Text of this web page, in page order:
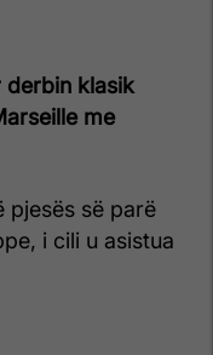
derbin klasik
me
pjesës së parë
i cili u asistua